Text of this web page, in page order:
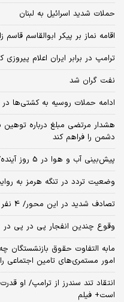
حملات شدید اسرائیل به لبنان
اقامه نماز بر پیکر ابوالقاسم
ترامپ در برابر ایران اعلام پیروزی
نفت گران شد
ادامه حملات روسیه به کشتی‌ها در
هشدار مرتضی مبلغ درباره توهین
دشمن را فراهم کند
پیش‌بینی آب و هوا در 5 روز آینده/ این مناطق بارانی می‌شوند
وضعیت تردد در تنگه هرمز به
تصادف شدید در این محور/ 4 نفر جان باختند
وقوع چندین انفجار پی در پی در
مابه التفاوت حقوق
امور مستمری‌های تامین اجتماعی
انتقاد تند سندرز از ترامپ/ او
است+ فیلم